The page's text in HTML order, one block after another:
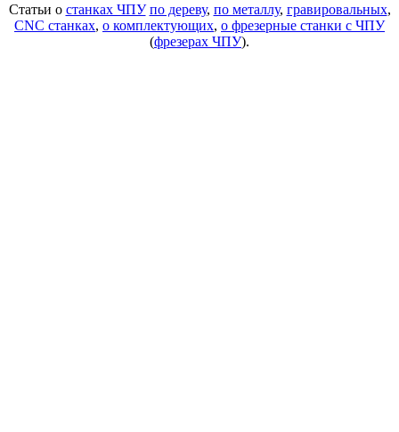
Статьи о станках ЧПУ по дереву, по металлу, гравировальных,
CNC станках, о комплектующих, о фрезерные станки с ЧПУ
(фрезерах ЧПУ).